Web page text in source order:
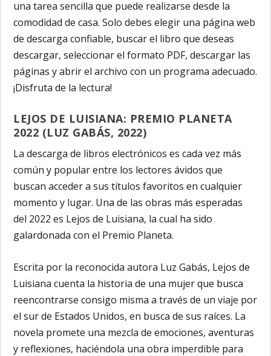
una tarea sencilla que puede realizarse desde la
comodidad de casa. Solo debes elegir una página web
de descarga confiable, buscar el libro que deseas
descargar, seleccionar el formato PDF, descargar las
páginas y abrir el archivo con un programa adecuado.
¡Disfruta de la lectura!
LEJOS DE LUISIANA: PREMIO PLANETA
2022 (LUZ GABÁS, 2022)
La descarga de libros electrónicos es cada vez más
común y popular entre los lectores ávidos que
buscan acceder a sus títulos favoritos en cualquier
momento y lugar. Una de las obras más esperadas
del 2022 es Lejos de Luisiana, la cual ha sido
galardonada con el Premio Planeta.
Escrita por la reconocida autora Luz Gabás, Lejos de
Luisiana cuenta la historia de una mujer que busca
reencontrarse consigo misma a través de un viaje por
el sur de Estados Unidos, en busca de sus raíces. La
novela promete una mezcla de emociones, aventuras
y reflexiones, haciéndola una obra imperdible para